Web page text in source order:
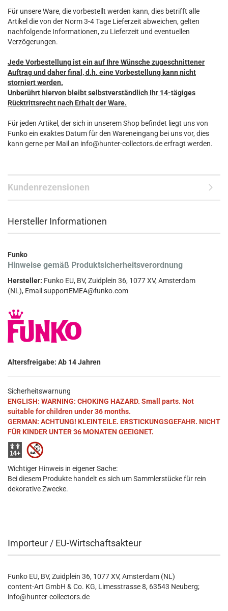
Für unsere Ware, die vorbestellt werden kann, dies betrifft alle
Artikel die von der Norm 3-4 Tage Lieferzeit abweichen, gelten
nachfolgende Informationen, zu Lieferzeit und eventuellen
Verzögerungen.
Jede Vorbestellung ist ein auf Ihre Wünsche zugeschnittener
Auftrag und daher final, d.h. eine Vorbestellung kann nicht
storniert werden.
Unberührt hiervon bleibt selbstverständlich Ihr 14-tägiges
Rücktrittsrecht nach Erhalt der Ware.
Für jeden Artikel, der sich in unserem Shop befindet liegt uns von
Funko ein exaktes Datum für den Wareneingang bei uns vor, dies
kann gerne per Mail an info@hunter-collectors.de erfragt werden.
Kundenrezensionen
Hersteller Informationen
Funko
Hinweise gemäß Produktsicherheitsverordnung
Hersteller: Funko EU, BV, Zuidplein 36, 1077 XV, Amsterdam
(NL), Email supportEMEA@funko.com
Altersfreigabe: Ab 14 Jahren
Sicherheitswarnung
ENGLISH: WARNING: CHOKING HAZARD. Small parts. Not
suitable for children under 36 months.
GERMAN: ACHTUNG! KLEINTEILE. ERSTICKUNGSGEFAHR. NICHT
FÜR KINDER UNTER 36 MONATEN GEEIGNET.
Wichtiger Hinweis in eigener Sache:
Bei diesem Produkte handelt es sich um Sammlerstücke für rein
dekorative Zwecke.
Importeur / EU-Wirtschaftsakteur
Funko EU, BV, Zuidplein 36, 1077 XV, Amsterdam (NL)
content-Art GmbH & Co. KG, Limesstrasse 8, 63543 Neuberg;
info@hunter-collectors.de